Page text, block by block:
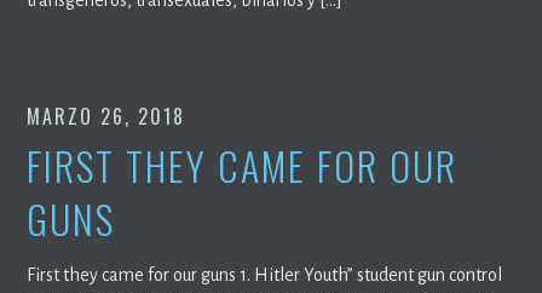
MARZO 26, 2018
FIRST THEY CAME FOR OUR
GUNS
First they came for our guns 1. Hitler Youth” student gun control